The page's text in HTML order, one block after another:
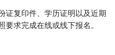
证复印件、学历证明以及近期
求完成在线或线下报名。